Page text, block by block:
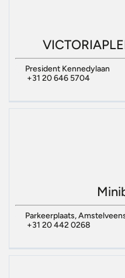
President Kennedylaan
+31 20 646 5704
Parkeerplaats,
+31 20 442 0268